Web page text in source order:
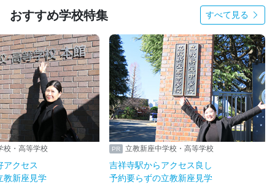
おすすめ学校特集 すべて見る
校・高等学校
アクセス
教新座見学
立教新座中学校・高等学校
吉祥寺駅からアクセス良し
予約要らずの立教新座見学